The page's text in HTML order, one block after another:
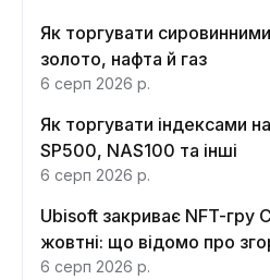
Як торгувати
золото, нафта й газ
6 серп 2026 р.
Як торгувати індексами
SP500, NAS100 та інші
6 серп 2026 р.
Ubisoft закриває NFT-гру
жовтні: що відомо про
функцій
6 серп 2026 р.